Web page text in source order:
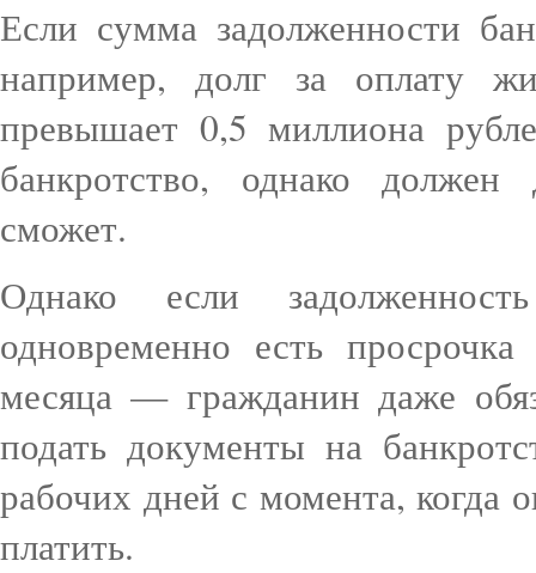
Если сумма задолженности
например, долг за оплату
превышает 0,5 миллиона
банкротство, однако должен
сможет.
Однако если
одновременно есть
месяца — гражданин даже
подать документы на
рабочих дней с момента, когда
платить.